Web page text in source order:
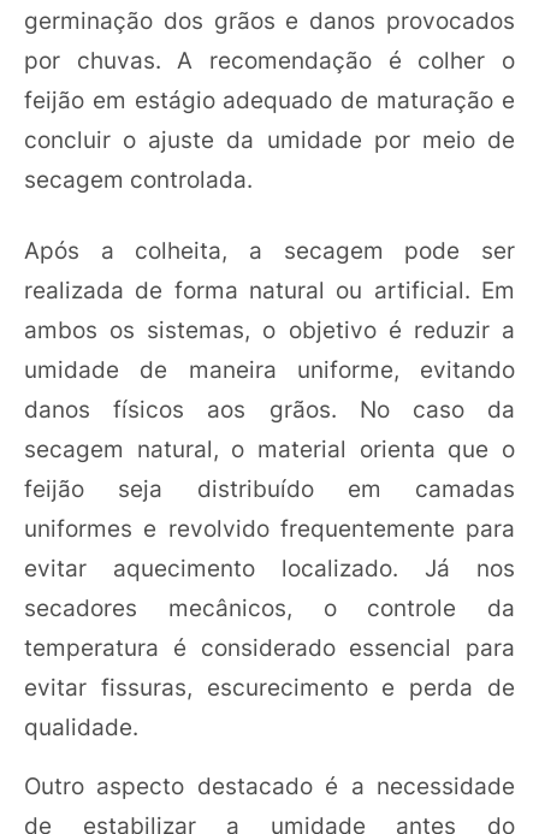
germinação dos grãos e danos provocados
por chuvas. A recomendação é colher o
feijão em estágio adequado de maturação e
concluir o ajuste da umidade por meio de
secagem controlada.
Após a colheita, a secagem pode ser
realizada de forma natural ou artificial. Em
ambos os sistemas, o objetivo é reduzir a
umidade de maneira uniforme, evitando
danos físicos aos grãos. No caso da
secagem natural, o material orienta que o
feijão seja distribuído em camadas
uniformes e revolvido frequentemente para
evitar aquecimento localizado. Já nos
secadores mecânicos, o controle da
temperatura é considerado essencial para
evitar fissuras, escurecimento e perda de
qualidade.
Outro aspecto destacado é a necessidade
de estabilizar a umidade antes do